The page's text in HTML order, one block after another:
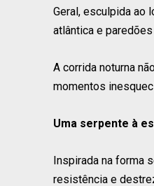
Geral, esculpida ao
atlântica e
A corrida noturna
momentos
Uma serpente à
Inspirada na forma
resistência e